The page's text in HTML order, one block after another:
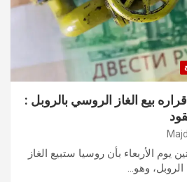
بيع الغاز الروسي بالروبل :
يوم الأربعاء بأن روسيا ستبيع الغاز
وهو…